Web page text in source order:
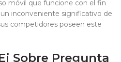
móvil que funcione con el fin
inconveniente significativo de
competidores poseen este
Sobre Pregunta